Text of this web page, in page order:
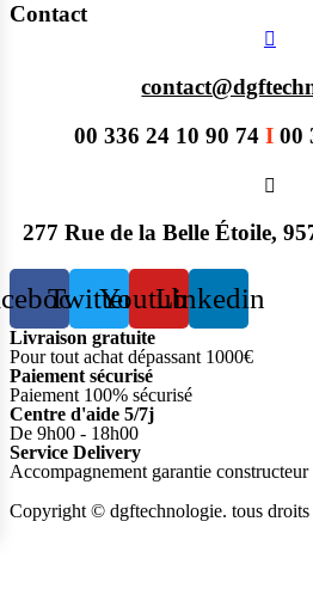
Contact
00 336 24 10 90 74I 00
277 Rue de la Belle Étoile,
TwitterYoutubeLinkedin
Livraison gratuite
Pour tout achat dépassant 1000€
Paiement sécurisé
Paiement 100% sécurisé
Centre d'aide 5/7j
De 9h00 - 18h00
Service Delivery
Accompagnement garantie constructeur
Copyright © dgftechnologie. tous